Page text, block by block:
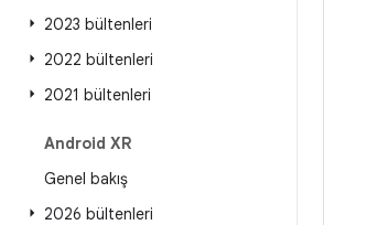
2023 bültenleri
2022 bültenleri
2021 bültenleri
Android XR
Genel bakış
2026 bültenleri